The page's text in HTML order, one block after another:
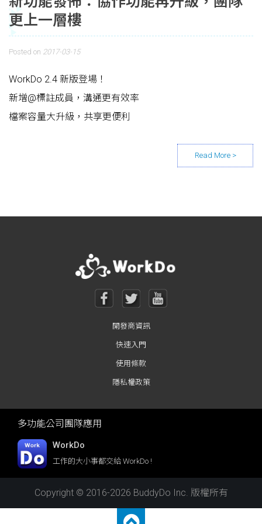
更上一層樓
Posted on 2017-03-15
WorkDo 2.4 新版登場！
新增@標註成員，溝通更有效率
檔案容量大升級，共享更便利
Posts navigation
開發商資訊
快速入門
使用條款
隱私權政策
多功能公司團隊應用
WorkDo
工作的大小事都交給 WorkDo !
Copyright © 2016-2026 BuddyDo Inc. 版權所有